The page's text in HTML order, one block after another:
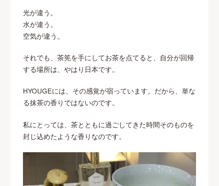
光が違う。
水が違う。
空気が違う。
それでも、茶筅を手にしてお茶を点てると、自分が回帰
する場所は、やはり日本です。
HYOUGEには、その感覚が宿っています。だから、単な
る抹茶の香りではないのです。
私にとっては、茶とともに過ごしてきた時間そのものを
封じ込めたような香りなのです。